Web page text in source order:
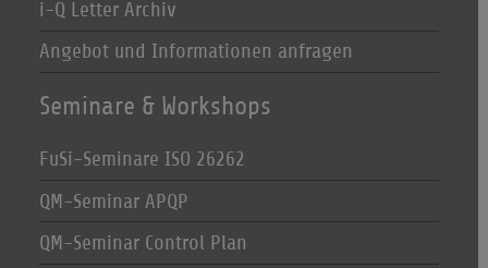
i-Q Letter Archiv
Angebot und Informationen anfragen
Seminare & Workshops
FuSi-Seminare ISO 26262
QM-Seminar APQP
QM-Seminar Control Plan